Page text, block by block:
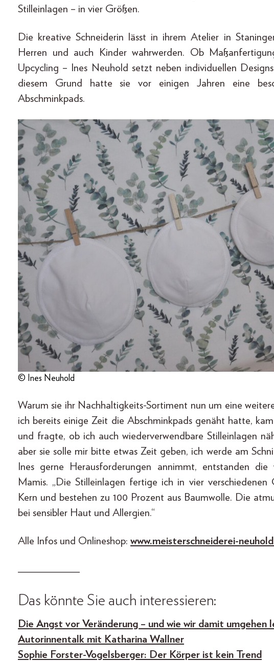
Stilleinlagen – in vier Größen.
Die kreative Schneiderin lässt in ihrem Atelier in
Herren und auch Kinder wahrwerden. Ob
Upcycling – Ines Neuhold setzt neben individuellen
diesem Grund hatte sie vor einigen Jahren eine
Abschminkpads.
© Ines Neuhold
Warum sie ihr Nachhaltigkeits-Sortiment nun um eine
ich bereits einige Zeit die Abschminkpads genäht hatte,
und fragte, ob ich auch wiederverwendbare Stilleinlagen
aber sie solle mir bitte etwas Zeit geben, ich werde am
Ines gerne Herausforderungen annimmt, entstanden
Mamis. „Die Stilleinlagen fertige ich in vier verschiedenen
Kern und bestehen zu 100 Prozent aus Baumwolle. Die
bei sensibler Haut und Allergien.“
Alle Infos und Onlineshop: www.meisterschneiderei-
Das könnte Sie auch interessieren:
Die Angst vor Veränderung – und wie wir damit umgehen
Autorinnentalk mit Katharina Wallner
Sophie Forster-Vogelsberger: Der Körper ist kein Trend